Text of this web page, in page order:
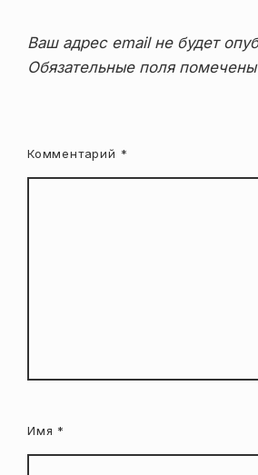
Ваш адрес email не будет
Обязательные поля помечены
Комментарий *
Имя *